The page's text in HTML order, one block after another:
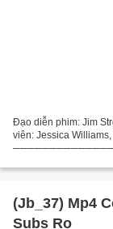
Đạo diễn phim: Jim
viên: Jessica
(Jb_37) Mp4
Subs Ro